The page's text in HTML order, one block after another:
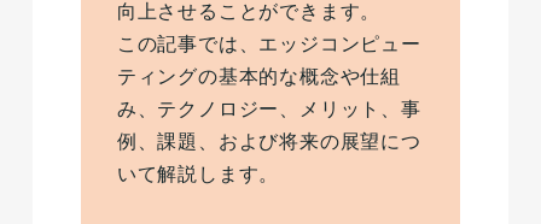
向上させることができます。
この記事では、エッジコンピュー
ティングの基本的な概念や仕組
み、テクノロジー、メリット、事
例、課題、および将来の展望につ
いて解説します。